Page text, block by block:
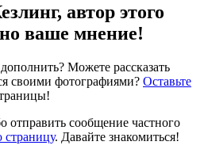
автор этого
ваше мнение!
Можете рассказать
своими фотографиями? Оставьте
отправить сообщение частного
. Давайте знакомиться!